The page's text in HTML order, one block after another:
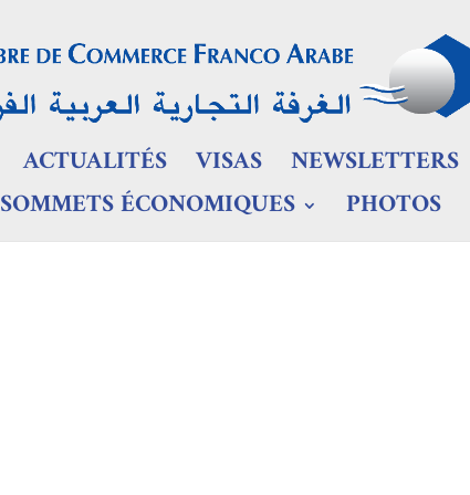
ACTUALITÉS VISAS NEWSLETTERS
SOMMETS ÉCONOMIQUES PHOTOS